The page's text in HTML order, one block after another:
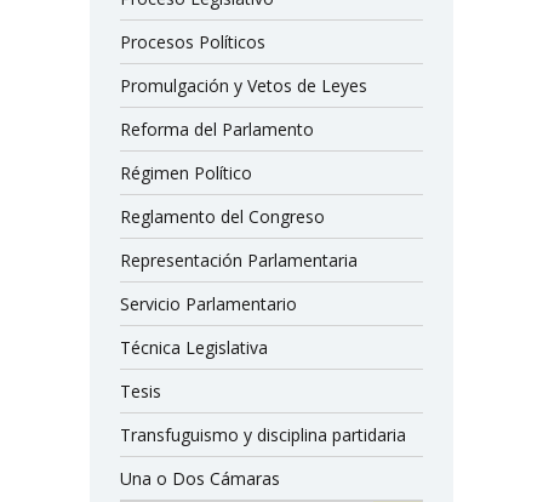
Procesos Políticos
Promulgación y Vetos de Leyes
Reforma del Parlamento
Régimen Político
Reglamento del Congreso
Representación Parlamentaria
Servicio Parlamentario
Técnica Legislativa
Tesis
Transfuguismo y disciplina partidaria
Una o Dos Cámaras